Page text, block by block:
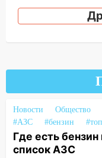
11:20
11:16 В
доску
10:40
В
нашли
садах 79-
10:26
На
Новости Общество
#АЗС
#бензин
Где есть бензин
список АЗС